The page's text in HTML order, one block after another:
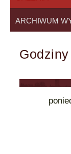
ARCHIWUM